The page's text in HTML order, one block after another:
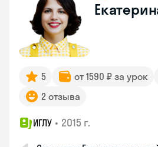
5 от 1590 ₽ за урок
2 отзыва
ИГЛУ • 2015 г.